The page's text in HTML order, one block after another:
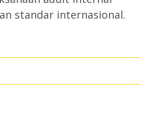
standar internasional.